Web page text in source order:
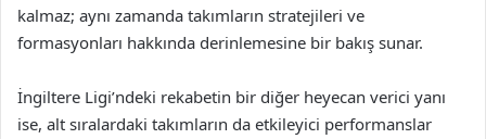
kalmaz; aynı zamanda takımların stratejileri ve
formasyonları hakkında derinlemesine bir bakış sunar.
İngiltere Ligi’ndeki rekabetin bir diğer heyecan verici yanı
ise, alt sıralardaki takımların da etkileyici performanslar